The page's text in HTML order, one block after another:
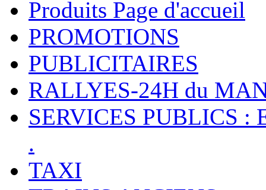
Produits Page d'accueil
PROMOTIONS
PUBLICITAIRES
RALLYES-24H du
SERVICES PUBLICS :
.
TAXI